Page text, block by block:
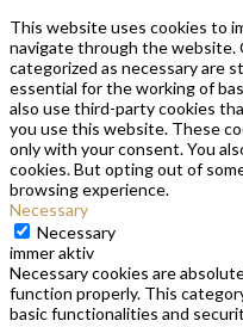
This website uses cookies to
navigate through the
categorized as necessary are
essential for the working of
also use third-party cookies
you use this website. These
only with your consent. You
cookies. But opting out of
browsing experience.
Necessary
Necessary
immer aktiv
Necessary cookies are
function properly. This
basic functionalities and